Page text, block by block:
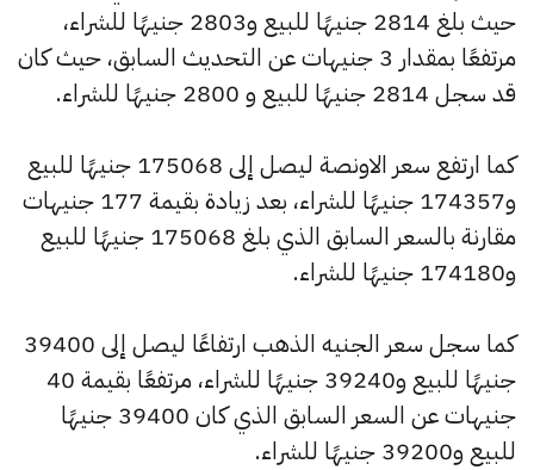
حيث بلغ 2814 جنيهًا للبيع و2803 جنيهًا للشراء،
مرتفعًا بمقدار 3 جنيهات عن التحديث السابق، حيث كان
قد سجل 2814 جنيهًا للبيع و 2800 جنيهًا للشراء.
كما ارتفع سعر الاونصة ليصل إلى 175068 جنيهًا للبيع
و174357 جنيهًا للشراء، بعد زيادة بقيمة 177 جنيهات
مقارنة بالسعر السابق الذي بلغ 175068 جنيهًا للبيع
و174180 جنيهًا للشراء.
كما سجل سعر الجنيه الذهب ارتفاعًا ليصل إلى 39400
جنيهًا للبيع و39240 جنيهًا للشراء، مرتفعًا بقيمة 40
جنيهات عن السعر السابق الذي كان 39400 جنيهًا
للبيع و39200 جنيهًا للشراء.